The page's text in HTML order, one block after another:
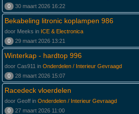
0
30 maart 2026 16:22
Bekabeling litronic koplampen 986
door Meeks in ICE & Electronica
0
29 maart 2026 13:21
Winterkap - hardtop 996
door Cas911 in Onderdelen / Interieur Gevraagd
0
28 maart 2026 15:07
Racedeck vloerdelen
door Geoff in Onderdelen / Interieur Gevraagd
0
27 maart 2026 11:00